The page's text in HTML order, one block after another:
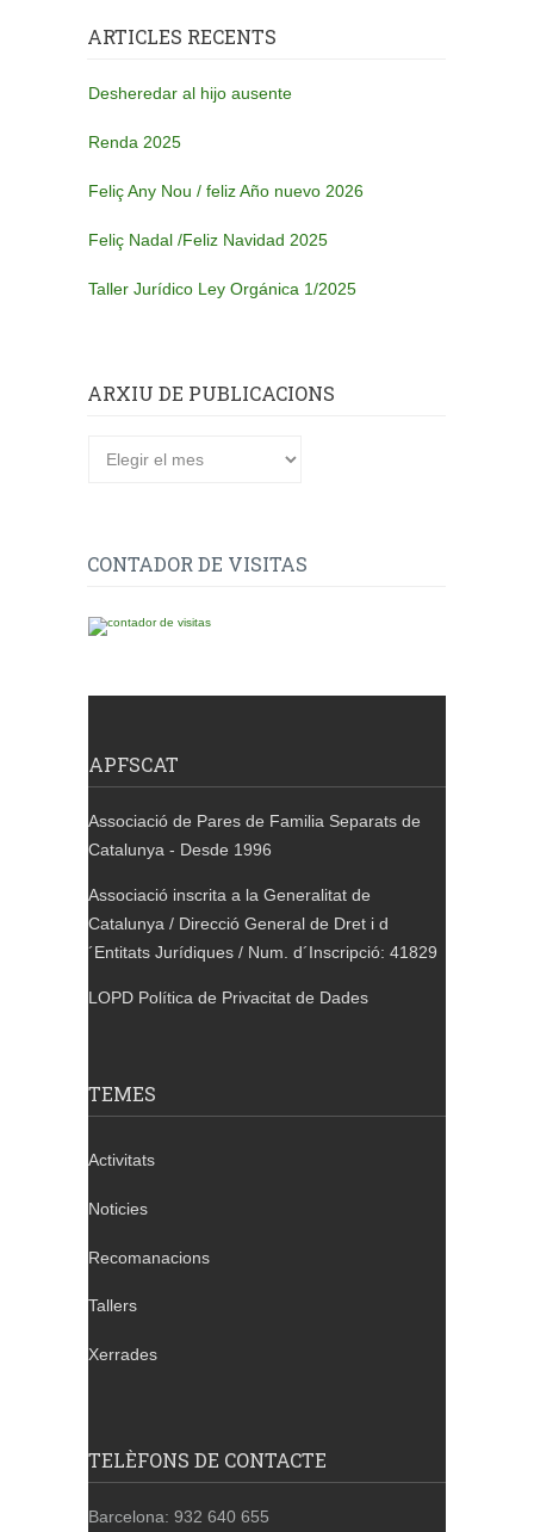
ARTICLES RECENTS
Desheredar al hijo ausente
Renda 2025
Feliç Any Nou / feliz Año nuevo 2026
Feliç Nadal /Feliz Navidad 2025
Taller Jurídico Ley Orgánica 1/2025
ARXIU DE PUBLICACIONS
CONTADOR DE VISITAS
APFSCAT
Associació de Pares de Familia Separats de
Catalunya - Desde 1996
Associació inscrita a la Generalitat de
Catalunya / Direcció General de Dret i d
´Entitats Jurídiques / Num. d´Inscripció: 41829
LOPD Política de Privacitat de Dades
TEMES
Activitats
Noticies
Recomanacions
Tallers
Xerrades
TELÈFONS DE CONTACTE
Barcelona: 932 640 655